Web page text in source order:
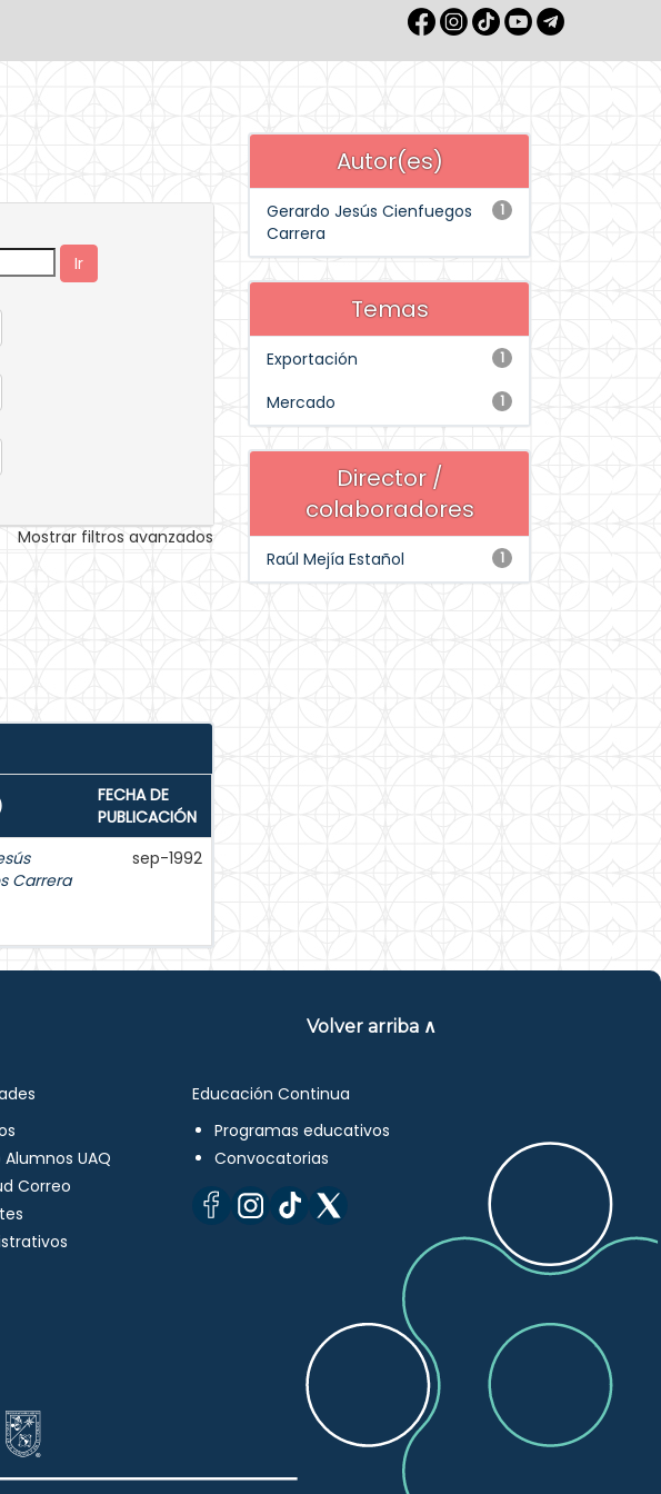
Mostrar filtros avanzados
FECHA DE
PUBLICACIÓN
Carrera
sep-1992
Autor(es)
1
Gerardo Jesús Cienfuegos
Carrera
Temas
1
Exportación
1
Mercado
Director /
colaboradores
1
Raúl Mejía Estañol
Volver arriba ∧
UAQ
Correo
Educación Continua
Programas educativos
Convocatorias